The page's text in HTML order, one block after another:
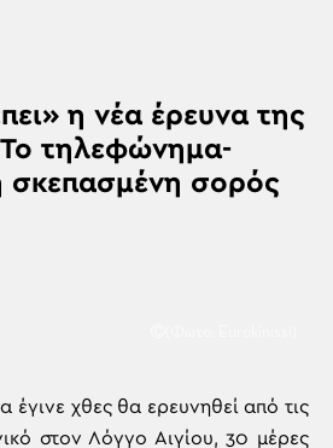
η νέα έρευνα της
τηλεφώνημα-
σκεπασμένη σορός
έγινε χθες θα ερευνηθεί από τις
στον Λόγγο Αιγίου, 30 μέρες